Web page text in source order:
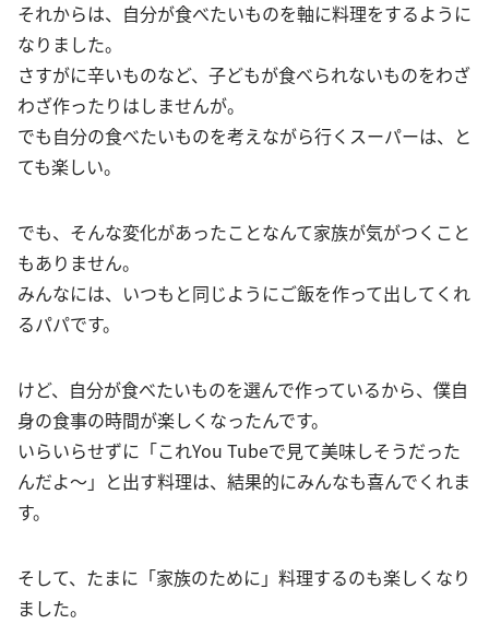
それからは、自分が食べたいものを軸に料理をするように
なりました。
さすがに辛いものなど、子どもが食べられないものをわざ
わざ作ったりはしませんが。
でも自分の食べたいものを考えながら行くスーパーは、と
ても楽しい。
でも、そんな変化があったことなんて家族が気がつくこと
もありません。
みんなには、いつもと同じようにご飯を作って出してくれ
るパパです。
けど、自分が食べたいものを選んで作っているから、僕自
身の食事の時間が楽しくなったんです。
いらいらせずに「これYou Tubeで見て美味しそうだった
んだよ〜」と出す料理は、結果的にみんなも喜んでくれま
す。
そして、たまに「家族のために」料理するのも楽しくなり
ました。